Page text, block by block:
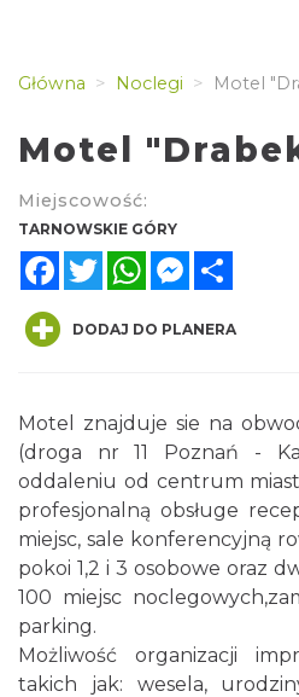
Główna Noclegi Motel
Motel
Miejscowość:
TARNOWSKIE GÓRY
FacebookTwitterWhatsAppMessenger
DODAJ DO PLANERA
Motel znajduje sie na
(droga nr 11 Poznań -
oddaleniu od centrum
profesjonalną obsługe
miejsc, sale konferencyjną
pokoi 1,2 i 3 osobowe oraz
100 miejsc
parking.
Możliwość organizacji
takich jak: wesela,